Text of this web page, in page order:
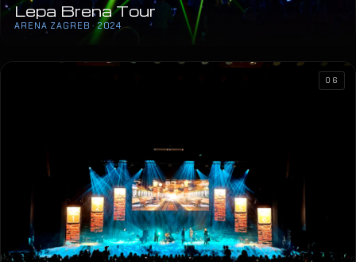
Lepa Brena Tour
ARENA ZAGREB · 2024
06